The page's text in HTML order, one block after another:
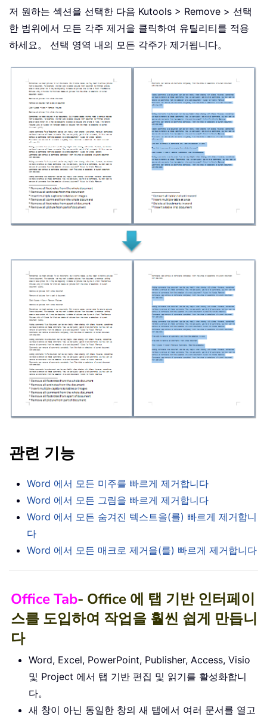
저 원하는 섹션을 선택한 다음 Kutools > Remove > 선택
한 범위에서 모든 각주 제거을 클릭하여 유틸리티를 적용
하세요。 선택 영역 내의 모든 각주가 제거됩니다。
관련 기능
Word 에서 모든 미주를 빠르게 제거합니다
Word 에서 모든 그림을 빠르게 제거합니다
Word 에서 모든 숨겨진 텍스트을(를) 빠르게 제거합니
다
Word 에서 모든 매크로 제거을(를) 빠르게 제거합니다
Office Tab- Office 에 탭 기반 인터페이
스를 도입하여 작업을 훨씬 쉽게 만듭니
다
Word, Excel, PowerPoint, Publisher, Access, Visio
및 Project 에서 탭 기반 편집 및 읽기를 활성화합니
다。
새 창이 아닌 동일한 창의 새 탭에서 여러 문서를 열고